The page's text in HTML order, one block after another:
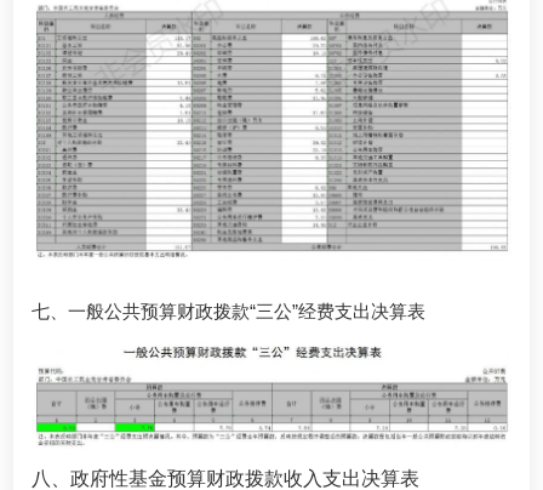
七、一般公共预算财政拨款“三公”经费支出决算表
八、政府性基金预算财政拨款收入支出决算表